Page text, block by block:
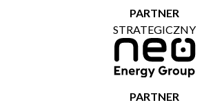
PARTNER
STRATEGICZNY
PARTNER